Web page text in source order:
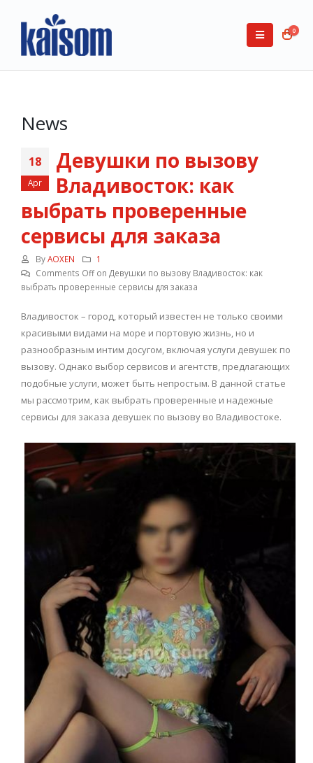
0
News
18
Apr
Девушки по вызову
Владивосток: как
выбрать проверенные
сервисы для заказа
ByAOXEN
1
Comments Offon Девушки по вызову Владивосток: как
выбрать проверенные сервисы для заказа
Владивосток – город, который известен не только своими
красивыми видами на море и портовую жизнь, но и
разнообразным интим досугом, включая услуги девушек по
вызову. Однако выбор сервисов и агентств, предлагающих
подобные услуги, может быть непростым. В данной статье
мы рассмотрим, как выбрать проверенные и надежные
сервисы для заказа девушек по вызову во Владивостоке.